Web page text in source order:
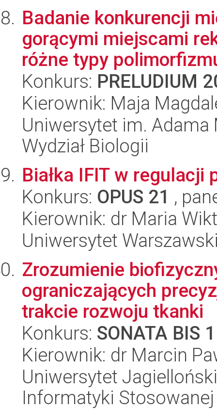
Badanie konkurencji
gorącymi miejscami
różne typy
Konkurs: PRELUDIUM
Kierownik: Maja
Uniwersytet im.
Wydział Biologii
Białka IFIT w regulacji
Konkurs: OPUS 21 ,
Kierownik: dr Maria
Uniwersytet
Zrozumienie
ograniczających
trakcie rozwoju tkanki
Konkurs: SONATA BIS
Kierownik: dr Marcin
Uniwersytet
Informatyki Stosowanej